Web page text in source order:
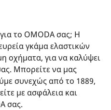
το OMODA σας; Η
γκάμα ελαστικών
οχήματα, για να καλύψει
Μπορείτε να μας
συνεχώς από το 1889,
με ασφάλεια και
σας.